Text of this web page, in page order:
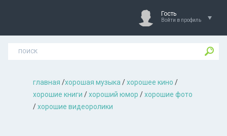
Гость
Войти в профиль
главная /хорошая музыкa /хорошее кино /
хорошие книги /хороший юмор /хорошие фото
/хорошие видеоролики